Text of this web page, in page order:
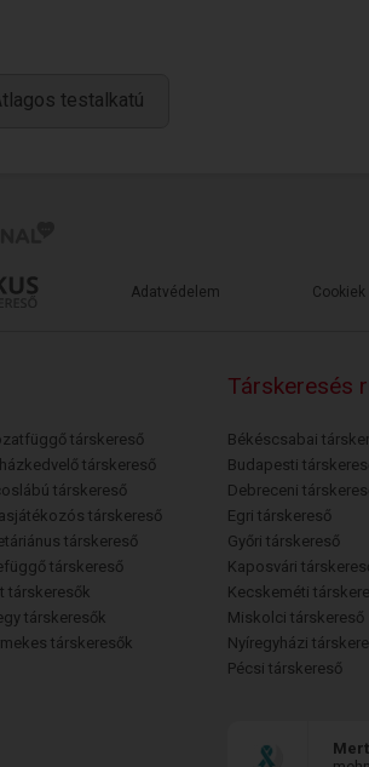
testalkatú
Adatvédelem Cookiek
társkereső
társkereső
társkereső
társkereső
társkereső
társkereső
társkeresők
társkeresők
társkeresők
Társkeresés
Békéscsabai
Budapesti
Debreceni
Egri társkereső
Győri társkereső
Kaposvári
Kecskeméti
Miskolci társkereső
Nyíregyházi
Pécsi társkereső